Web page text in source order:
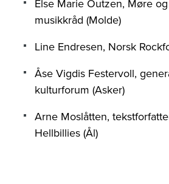
Else Marie Outzen, Møre
musikkråd (Molde)
Line Endresen, Norsk
Åse Vigdis Festervoll,
kulturforum (Asker)
Arne Moslåtten,
Hellbillies (Ål)